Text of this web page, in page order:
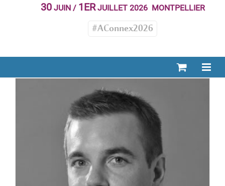
30JUIN / 1ERJUILLET 2026 MONTPELLIER
#AConnex2026